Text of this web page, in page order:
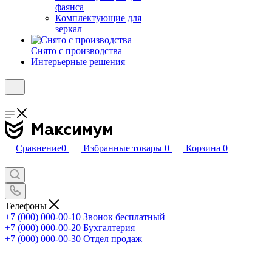
фаянса
Комплектующие для
зеркал
Снято с производства
Интерьерные решения
Сравнение0 Избранные товары 0 Корзина 0
Телефоны
+7 (000) 000-00-10 Звонок бесплатный
+7 (000) 000-00-20 Бухгалтерия
+7 (000) 000-00-30 Отдел продаж